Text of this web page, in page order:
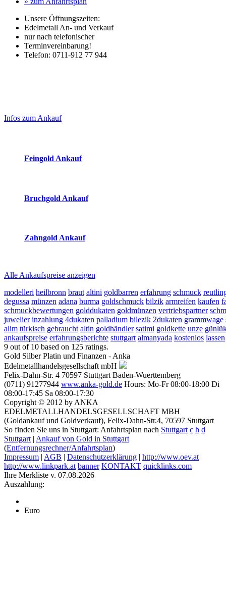
Unsere Öffnungszeiten:
Edelmetall An- und Verkauf
nur nach telefonischer
Terminvereinbarung!
Telefon: 0711-912 77 944
Sidebar
Infos zum Ankauf
Feingold Ankauf
Bruchgold Ankauf
Zahngold Ankauf
Alle Ankaufspreise anzeigen
modelleri heilbronn braut altini goldbarren erfahrung schmuck
degussa münzen adana burma goldschmuck bilzik armreifen kaufen
schmuckbewertungen golddukaten goldmünzen vertriebspartner
juwelier inzahlung 4dukaten palladium bilezik 2dukaten grammwage
alim türkisch gebraucht altin goldhändler satimi goldkette unze
ankaufspreise erfahrungsberichte stuttgart almanyada kostenlos lassen
9 out of 10 based on 125 ratings.
Gold Silber Platin und Finanzen - Anka
Edelmetallhandelsgesellschaft mbH
Felix-Dahn-Str. 4 70597 Stuttgart Baden-Wuerttemberg
(0711) 91277944 www.anka-gold.de Hours: Mo-Fr 08:00-18:00 Di
08:00-17:45 Sa 08:00-17:30
Copyright © 2012 by ANKA
EDELMETALLHANDELSGESELLSCHAFT MBH
(Goldankauf und Goldverkauf), Felix-Dahn-Str.4, 70597 Stuttgart
So finden Sie uns in Stuttgart: Anfahrtsplan nach Stuttgart c h d
Stuttgart | Ankauf von Gold in Stuttgart
(Entfernungsrechner/Anfahrtsplan)
Impressum | AGB | Datenschutzerklärung | http://www.oev.at
http://www.linkpark.at banner KONTAKT quicklinks.com
Ihre Merkliste v. 07.08.2026
Auszahlung:
Euro